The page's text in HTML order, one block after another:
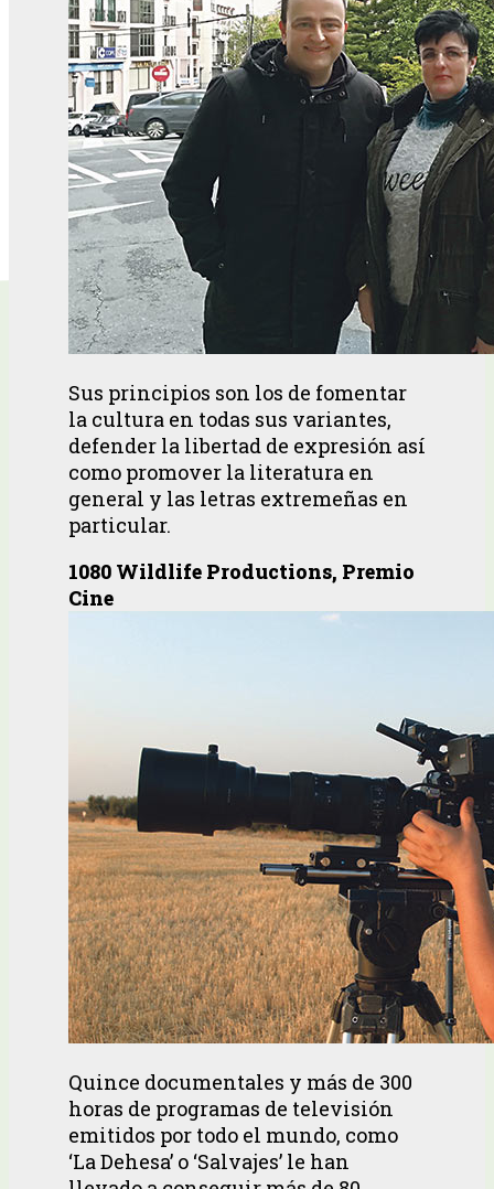
Sus principios son los de fomentar
la cultura en todas sus variantes,
defender la libertad de expresión así
como promover la literatura en
general y las letras extremeñas en
particular.
1080 Wildlife Productions, Premio
Cine
Quince documentales y más de 300
horas de programas de televisión
emitidos por todo el mundo, como
‘La Dehesa’ o ‘Salvajes’ le han